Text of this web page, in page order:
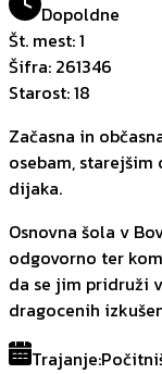
Dopoldne
Št. mest:1
Šifra: 261346
Starost:18
Začasna in
osebam, starejšim
dijaka.
Osnovna šola v
odgovorno ter
da se jim pridruži
dragocenih
Trajanje: